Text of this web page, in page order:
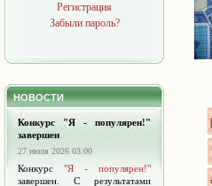
Регистрация
Забыли пароль?
НОВОСТИ
Конкурс "Я - популярен!"
завершен
27 июля 2026 03:00
Конкурс "Я - популярен!"
завершен. С результатами